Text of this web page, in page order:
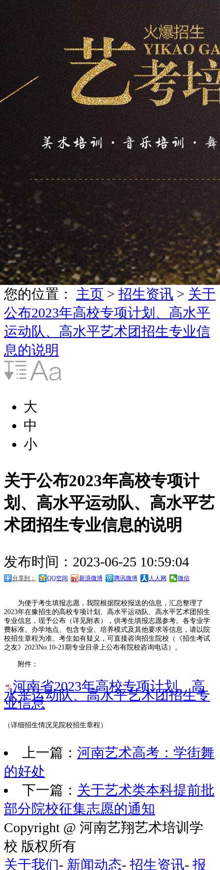
您的位置： 主页 > 招生资讯 > 关于
公布2023年高校专项计划、高水平
运动队、高水平艺术团招生专业信
息的说明
大
中
小
关于公布2023年高校专项计
划、高水平运动队、高水平艺
术团招生专业信息的说明
发布时间：2023-06-25 10:59:04
分享到： QQ空间 新浪微博 腾讯微博 人人网 微信
为便于考生填报志愿，我院根据院校报送的信息，汇总整理了
2023年在豫招生的高校专项计划、高水平运动队、高水平艺术团招生
专业信息，现予公布（详见附表），供考生填报志愿参考。各专业学
费标准、办学地点、包含专业、培养模式及其他要求等信息，请以院
校招生章程为准。考生如有疑义，可直接咨询招生院校（《招生考试
之友》2023No.10-21期专业目录上公布有院校咨询电话）。
附件：
河南省2023年高校专项计划、高
水平运动队、高水平艺术团招生专
业信息
（详细招生情况见院校招生章程）
上一篇： 河南艺术高考：学街舞
的好处
下一篇： 关于艺术类本科提前批
部分院校征集志愿的通知
Copyright @ 河南艺翔艺术培训学
校 版权所有
关于我们- 新闻动态- 招生资讯- 报